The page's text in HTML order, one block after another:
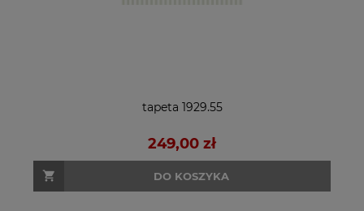
tapeta 1929.55
249,00 zł
DO KOSZYKA